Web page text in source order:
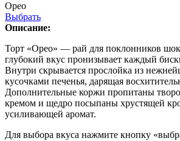
Орео
Выбрать
Описание:
Торт «Орео» — рай для поклонников
глубокий вкус пронизывает каждый
Внутри скрывается прослойка из
кусочками печенья, дарящая
Дополнительные коржи пропитаны
кремом и щедро посыпаны хрустящей
усиливающей аромат.
Для выбора вкуса нажмите кнопку